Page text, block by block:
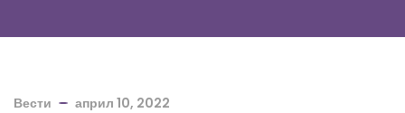
Вести април 10, 2022